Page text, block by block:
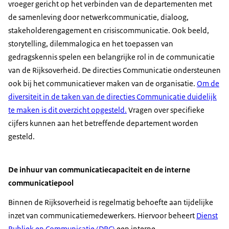
vroeger gericht op het verbinden van de departementen met
de samenleving door netwerkcommunicatie, dialoog,
stakeholderengagement en crisiscommunicatie. Ook beeld,
storytelling, dilemmalogica en het toepassen van
gedragskennis spelen een belangrijke rol in de communicatie
van de Rijksoverheid. De directies Communicatie ondersteunen
ook bij het communicatiever maken van de organisatie. Om de
diversiteit in de taken van de directies Communicatie duidelijk
te maken is dit overzicht opgesteld. Vragen over specifieke
cijfers kunnen aan het betreffende departement worden
gesteld.
De inhuur van communicatiecapaciteit en de interne
communicatiepool
Binnen de Rijksoverheid is regelmatig behoefte aan tijdelijke
inzet van communicatiemedewerkers. Hiervoor beheert Dienst